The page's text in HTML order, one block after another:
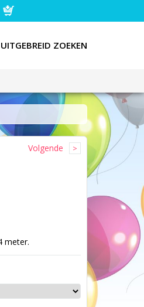
UITGEBREID ZOEKEN
Volgende
meter.